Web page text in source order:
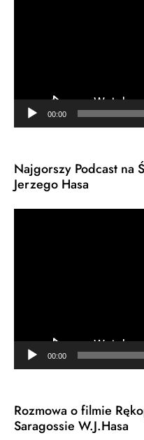
00:00
Najgorszy Podcast na
Jerzego Hasa
00:00
Rozmowa o filmie
Saragossie W.J.Hasa